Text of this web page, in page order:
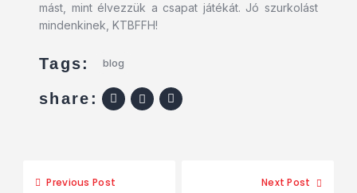
mást, mint élvezzük a csapat játékát. Jó szurkolást
mindenkinek, KTBFFH!
Tags: blog
share:
Previous Post Next Post